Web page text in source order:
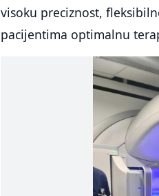
visoku preciznost,
pacijentima optimalnu